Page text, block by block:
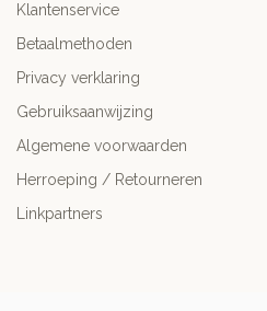
Klantenservice
Betaalmethoden
Privacy verklaring
Gebruiksaanwijzing
Algemene voorwaarden
Herroeping / Retourneren
Linkpartners